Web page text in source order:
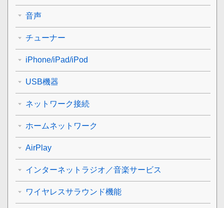
音声
チューナー
iPhone/iPad/iPod
USB機器
ネットワーク接続
ホームネットワーク
AirPlay
インターネットラジオ／音楽サービス
ワイヤレスサラウンド機能